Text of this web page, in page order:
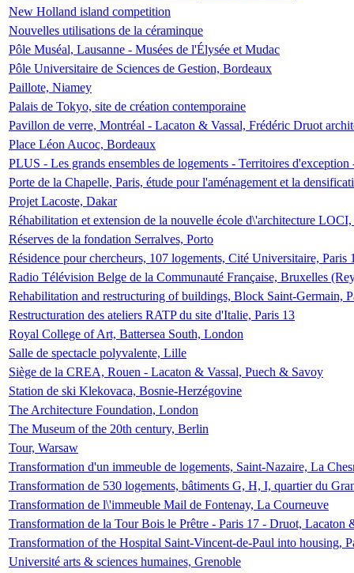
New Holland island competition
Nouvelles utilisations de la céraminque
Pôle Muséal, Lausanne - Musées de l'Élysée et Mudac
Pôle Universitaire de Sciences de Gestion, Bordeaux
Paillote, Niamey
Palais de Tokyo, site de création contemporaine
Pavillon de verre, Montréal - Lacaton & Vassal, Frédéric Druot
Place Léon Aucoc, Bordeaux
PLUS - Les grands ensembles de logements - Territoires
Porte de la Chapelle, Paris, étude pour l'aménagement et la
Projet Lacoste, Dakar
Réhabilitation et extension de la nouvelle école d\'architecture
Réserves de la fondation Serralves, Porto
Résidence pour chercheurs, 107 logements, Cité Universitaire, Paris
Radio Télévision Belge de la Communauté Française, Bruxelles
Rehabilitation and restructuring of buildings, Block Saint-Germain,
Restructuration des ateliers RATP du site d'Italie, Paris 13
Royal College of Art, Battersea South, London
Salle de spectacle polyvalente, Lille
Siège de la CREA, Rouen - Lacaton & Vassal, Puech & Savoy
Station de ski Klekovaca, Bosnie-Herzégovine
The Architecture Foundation, London
The Museum of the 20th century, Berlin
Tour, Warsaw
Transformation d'un immeuble de logements, Saint-Nazaire, La
Transformation de 530 logements, bâtiments G, H, I, quartier du
Transformation de l\'immeuble Mail de Fontenay, La Courneuve
Transformation de la Tour Bois le Prêtre - Paris 17 - Druot, Lacaton
Transformation of the Hospital Saint-Vincent-de-Paul into housing,
Université arts & sciences humaines, Grenoble